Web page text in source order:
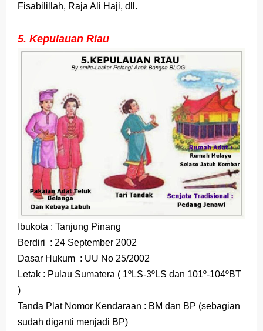
Fisabilillah, Raja Ali Haji, dll.
5. Kepulauan Riau
Ibukota : Tanjung Pinang
Berdiri : 24 September 2002
Dasar Hukum : UU No 25/2002
Letak : Pulau Sumatera ( 1ºLS-3ºLS dan 101º-104ºBT
)
Tanda Plat Nomor Kendaraan : BM dan BP (sebagian
sudah diganti menjadi BP)